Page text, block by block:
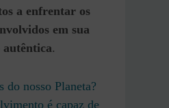
a enfrentar os
em sua
autêntica.
do nosso Planeta?
é capaz de